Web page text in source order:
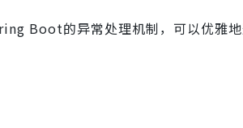
Boot的异常处理机制，可以优雅